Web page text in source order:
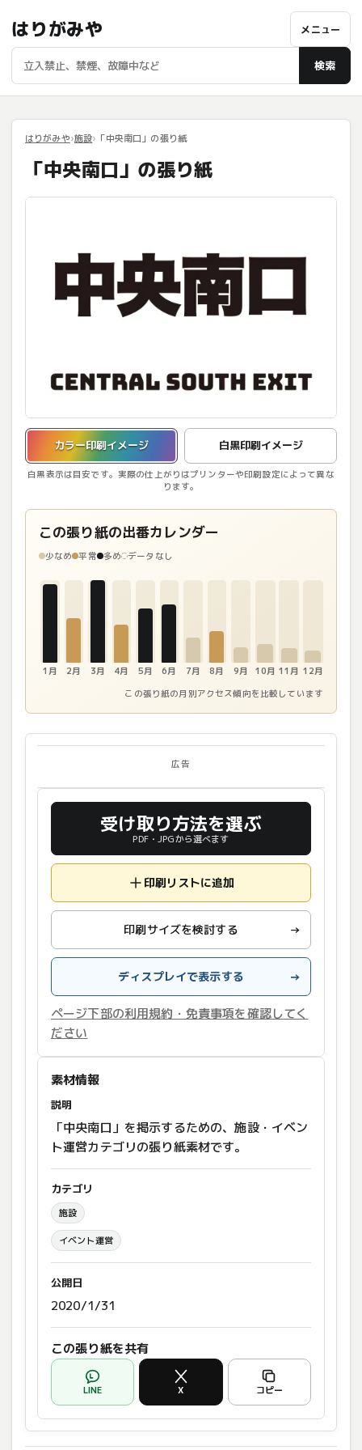
はりがみや
検索
メニュー
はりがみや 施設 「中央南口」の張り紙
「中央南口」の張り紙
カラー印刷イメージ 白黒印刷イメージ
白黒表示は目安です。実際の仕上がりはプリンターや印刷設定によって異な
ります。
カラー印刷イメージを表示しています。
この張り紙の出番カレンダー
少なめ 平常 多め データなし
1月 2月 3月 4月 5月 6月 7月 8月 9月 10月 11月 12月
この張り紙の月別アクセス傾向を比較しています
広告
受け取り方法を選ぶ
PDF・JPGから選べます
印刷リストに追加
印刷サイズを検討する →
ディスプレイで表示する →
ページ下部の利用規約・免責事項を確認してく
ださい
素材情報
説明
「中央南口」を掲示するための、施設・イベン
ト運営カテゴリの張り紙素材です。
カテゴリ
施設
イベント運営
公開日
2020/1/31
この張り紙を共有
LINE X コピー